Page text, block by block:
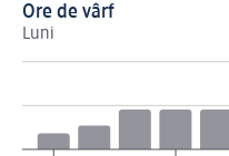
Ore de vârf
Luni